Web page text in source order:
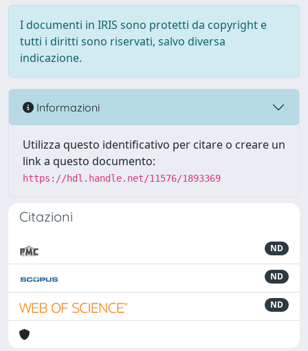
I documenti in IRIS sono protetti da copyright e
tutti i diritti sono riservati, salvo diversa
indicazione.
Informazioni
Utilizza questo identificativo per citare o creare un
link a questo documento:
https://hdl.handle.net/11576/1893369
Citazioni
ND
ND
ND